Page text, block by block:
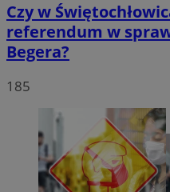
Czy w
referendum w
Begera?
185